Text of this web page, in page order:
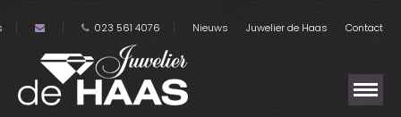
023 561 4076 Nieuws Juwelier de Haas Contact